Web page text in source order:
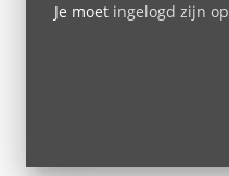
Je moet ingelogd zijn op